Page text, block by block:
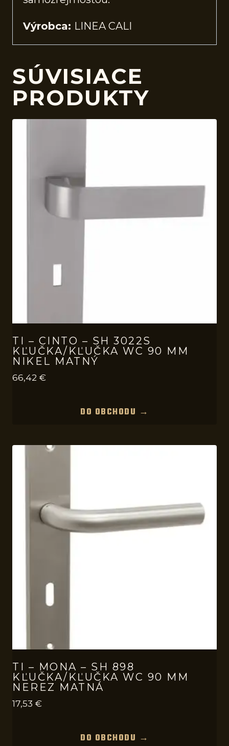
Výrobca: LINEA CALI
SÚVISIACE
PRODUKTY
TI – CINTO – SH 3022S
KĽUČKA/KĽUČKA WC 90 MM
NIKEL MATNÝ
66,42 €
DO OBCHODU →
TI – MONA – SH 898
KĽUČKA/KĽUČKA WC 90 MM
NEREZ MATNÁ
17,53 €
DO OBCHODU →